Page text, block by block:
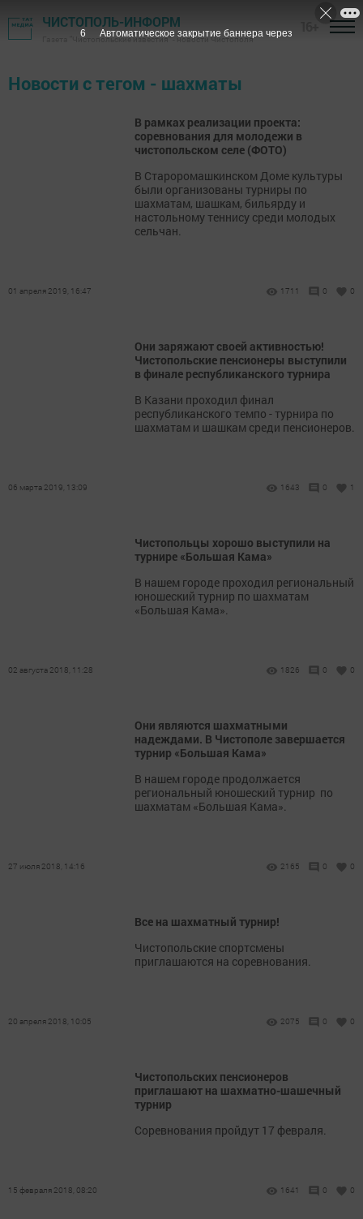
ЧИСТОПОЛЬ-ИНФОРМ
Газета "Чистопольские известия" - новости Чистополя
Новости с тегом - шахматы
В рамках реализации проекта:
соревнования для молодежи в
чистопольском селе (ФОТО)
В Староромашкинском Доме культуры
были организованы турниры по
шахматам, шашкам, бильярду и
настольному теннису среди молодых
сельчан.
01 апреля 2019, 16:47 1711 0 0
Они заряжают своей активностью!
Чистопольские пенсионеры выступили
в финале республиканского турнира
В Казани проходил финал
республиканского темпо - турнира по
шахматам и шашкам среди пенсионеров.
06 марта 2019, 13:09 1643 0 1
Чистопольцы хорошо выступили на
турнире «Большая Кама»
В нашем городе проходил региональный
юношеский турнир по шахматам
«Большая Кама».
02 августа 2018, 11:28 1826 0 0
Они являются шахматными
надеждами. В Чистополе завершается
турнир «Большая Кама»
В нашем городе продолжается
региональный юношеский турнир по
шахматам «Большая Кама».
27 июля 2018, 14:16 2165 0 0
Все на шахматный турнир!
Чистопольские спортсмены
приглашаются на соревнования.
20 апреля 2018, 10:05 2075 0 0
Чистопольских пенсионеров
приглашают на шахматно-шашечный
турнир
Соревнования пройдут 17 февраля.
15 февраля 2018, 08:20 1641 0 0
5 Автоматическое закрытие баннера через